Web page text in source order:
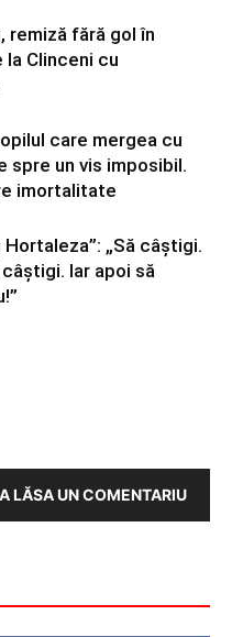
remiză fără gol în
la Clinceni cu
care mergea cu
spre un vis imposibil.
imortalitate
„Să câștigi.
Iar apoi să
LĂSA UN COMENTARIU